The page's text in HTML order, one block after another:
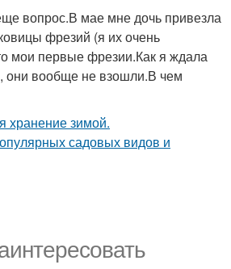
вопрос.В мае мне дочь привезла
фрезий (я их очень
мои первые фрезии.Как я ждала
вообще не взошли.В чем